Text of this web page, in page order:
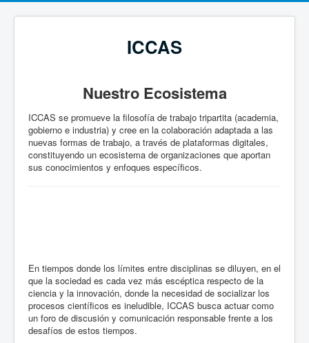
ICCAS
Nuestro Ecosistema
ICCAS se promueve la filosofía de trabajo tripartita (academia,
gobierno e industria) y cree en la colaboración adaptada a las
nuevas formas de trabajo, a través de plataformas digitales,
constituyendo un ecosistema de organizaciones que aportan
sus conocimientos y enfoques específicos.
En tiempos donde los límites entre disciplinas se diluyen, en el
que la sociedad es cada vez más escéptica respecto de la
ciencia y la innovación, donde la necesidad de socializar los
procesos científicos es ineludible, ICCAS busca actuar como
un foro de discusión y comunicación responsable frente a los
desafíos de estos tiempos.